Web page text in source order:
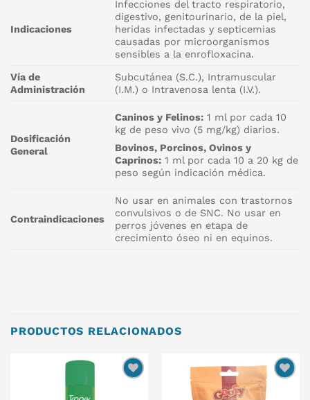
Indicaciones
Infecciones del tracto respiratorio,
digestivo, genitourinario, de la piel,
heridas infectadas y septicemias
causadas por microorganismos
sensibles a la enrofloxacina.
Vía de
Administración
Subcutánea (S.C.), Intramuscular
(I.M.) o Intravenosa lenta (I.V.).
Dosificación
General
Caninos y Felinos: 1 ml por cada 10
kg de peso vivo (5 mg/kg) diarios.
Bovinos, Porcinos, Ovinos y
Caprinos: 1 ml por cada 10 a 20 kg de
peso según indicación médica.
Contraindicaciones
No usar en animales con trastornos
convulsivos o de SNC. No usar en
perros jóvenes en etapa de
crecimiento óseo ni en equinos.
PRODUCTOS RELACIONADOS